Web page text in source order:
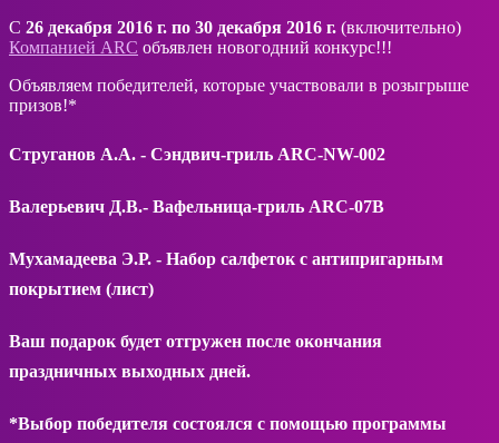
С 26 декабря 2016 г. по 30 декабря 2016 г. (включительно)
Компанией ARC объявлен новогодний конкурс!!!
Объявляем победителей, которые участвовали в розыгрыше
призов!*
Струганов А.А. - Сэндвич-гриль ARC-NW-002
Валерьевич Д.В.- Вафельница-гриль ARC-07B
Мухамадеева Э.Р. - Набор салфеток с антипригарным
покрытием (лист)
Ваш подарок будет отгружен после окончания
праздничных выходных дней.
*Выбор победителя состоялся с помощью программы